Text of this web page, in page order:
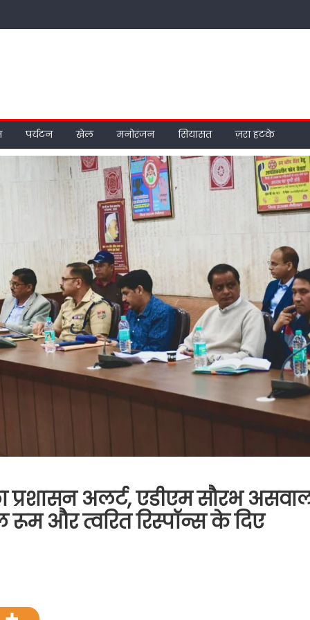
पर्यटन खेल मनोरंजन सियासत ज़रा हटके
अलर्ट, एडीएम सौरभ
रूम और त्वरित रिस्पॉन्स के दिए